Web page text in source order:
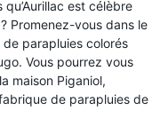
est célèbre
Promenez-vous dans le
parapluies colorés
Vous pourrez vous
maison Piganiol,
de parapluies de